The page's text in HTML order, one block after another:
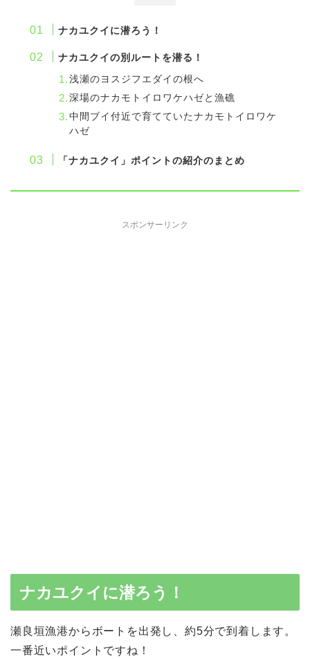
ナカユクイに潜ろう！
ナカユクイの別ルートを潜る！
浅瀬のヨスジフエダイの根へ
深場のナカモトイロワケハゼと漁礁
中間ブイ付近で育てていたナカモトイロワケ
ハゼ
「ナカユクイ」ポイントの紹介のまとめ
スポンサーリンク
ナカユクイに潜ろう！
瀬良垣漁港からボートを出発し、約5分で到着します。
一番近いポイントですね！